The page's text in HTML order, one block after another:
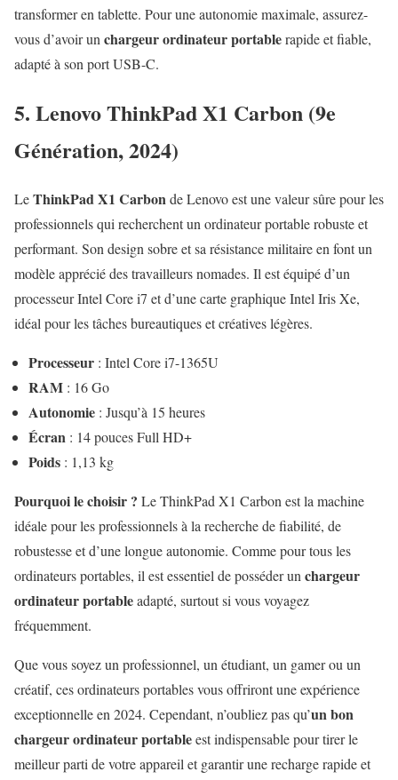
transformer en tablette. Pour une autonomie maximale, assurez-
vous d’avoir unchargeur ordinateur portablerapide et fiable,
adapté à son port USB-C.
5. Lenovo ThinkPad X1 Carbon (9e
Génération, 2024)
LeThinkPad X1 Carbonde Lenovo est une valeur sûre pour les
professionnels qui recherchent un ordinateur portable robuste et
performant. Son design sobre et sa résistance militaire en font un
modèle apprécié des travailleurs nomades. Il est équipé d’un
processeur Intel Core i7 et d’une carte graphique Intel Iris Xe,
idéal pour les tâches bureautiques et créatives légères.
Processeur : Intel Core i7-1365U
RAM : 16 Go
Autonomie : Jusqu’à 15 heures
Écran : 14 pouces Full HD+
Poids : 1,13 kg
Pourquoi le choisir ? Le ThinkPad X1 Carbon est la machine
idéale pour les professionnels à la recherche de fiabilité, de
robustesse et d’une longue autonomie. Comme pour tous les
ordinateurs portables, il est essentiel de posséder un chargeur
ordinateur portableadapté, surtout si vous voyagez
fréquemment.
Que vous soyez un professionnel, un étudiant, un gamer ou un
créatif, ces ordinateurs portables vous offriront une expérience
exceptionnelle en 2024. Cependant, n’oubliez pas qu’un bon
chargeur ordinateur portableest indispensable pour tirer le
meilleur parti de votre appareil et garantir une recharge rapide et